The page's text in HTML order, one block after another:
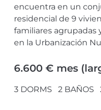
encuentra en un
residencial de 9
familiares agrupadas
en la Urbanización
6.600 € mes
3 DORMS 2 BAÑOS